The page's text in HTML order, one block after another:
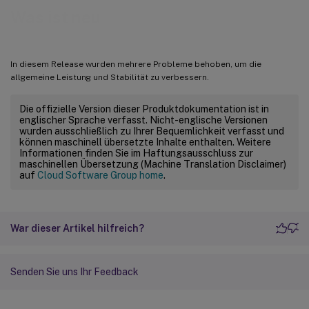
In diesem Release wurden mehrere Probleme behoben, um die
allgemeine Leistung und Stabilität zu verbessern.
Die offizielle Version dieser Produktdokumentation ist in
englischer Sprache verfasst. Nicht-englische Versionen
wurden ausschließlich zu Ihrer Bequemlichkeit verfasst und
können maschinell übersetzte Inhalte enthalten. Weitere
Informationen finden Sie im Haftungsausschluss zur
maschinellen Übersetzung (Machine Translation Disclaimer)
auf Cloud Software Group home.
War dieser Artikel hilfreich?
Senden Sie uns Ihr Feedback